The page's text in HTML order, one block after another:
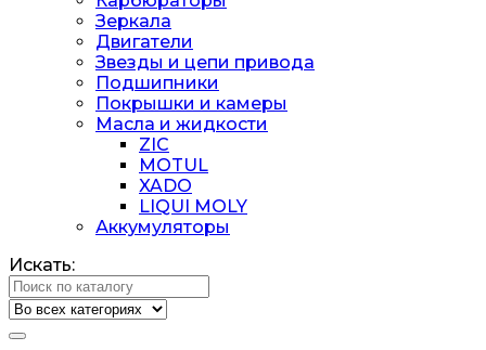
Зеркала
Двигатели
Звезды и цепи привода
Подшипники
Покрышки и камеры
Масла и жидкости
ZIC
MOTUL
XADO
LIQUI MOLY
Аккумуляторы
Искать: